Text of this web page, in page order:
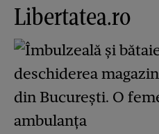
Libertatea.ro